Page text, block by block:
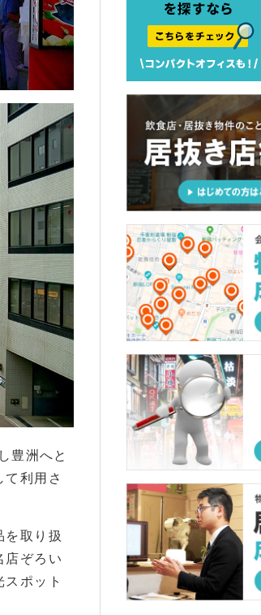
豊洲へと
利用さ
を取り扱
店ぞろい
ポット